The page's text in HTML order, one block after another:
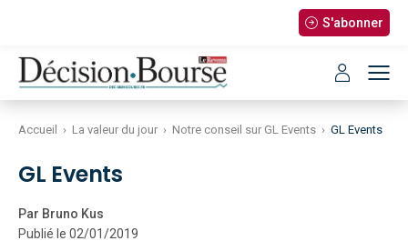
S'abonner
Accueil › La valeur du jour › Notre conseil sur GL Events › GL Events
GL Events
Par Bruno Kus
Publié le 02/01/2019